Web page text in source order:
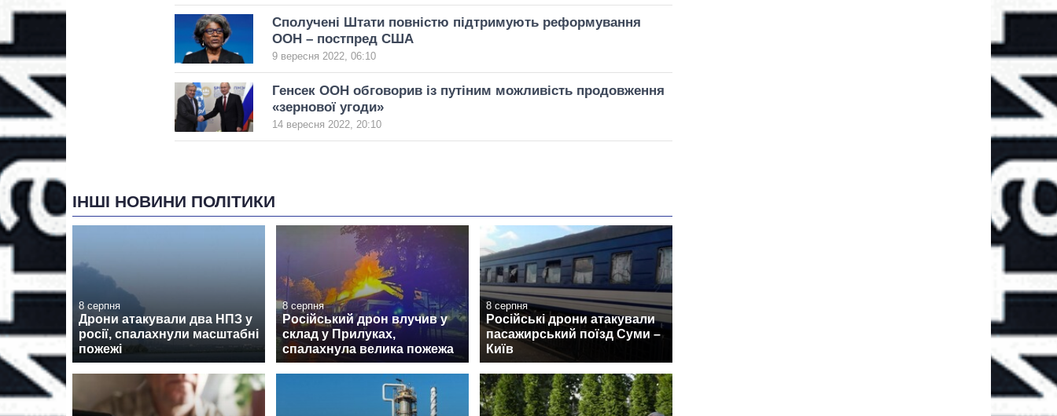
Сполучені Штати повністю підтримують реформування
ООН – постпред США
9 вересня 2022, 06:10
Генсек ООН обговорив із путіним можливість продовження
«зернової угоди»
14 вересня 2022, 20:10
ІНШІ НОВИНИ ПОЛІТИКИ
8 серпня
Дрони атакували два НПЗ у
росії, спалахнули масштабні
пожежі
8 серпня
Російський дрон влучив у
склад у Прилуках,
спалахнула велика пожежа
8 серпня
Російські дрони атакували
пасажирський поїзд Суми –
Київ